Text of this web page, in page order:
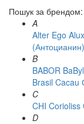
Пошук за брендом:
A
Alter Ego
(Антоцианин)
B
BABOR
Brasil Cacau
C
CHI Corioliss
D